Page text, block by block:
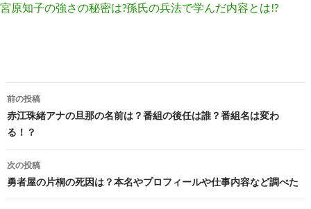
宮原知子の強さの秘密は?孫氏の兵法で学んだ内容とは!?
投
稿
ナ
ビ
ゲ
前の投稿
赤江珠緒アナの旦那の名前は？番組の後任は誰？番組名は変わ
る！？
次の投稿
勇者屋の片桐の死因は？本名やプロフィールや仕事内容など調べた